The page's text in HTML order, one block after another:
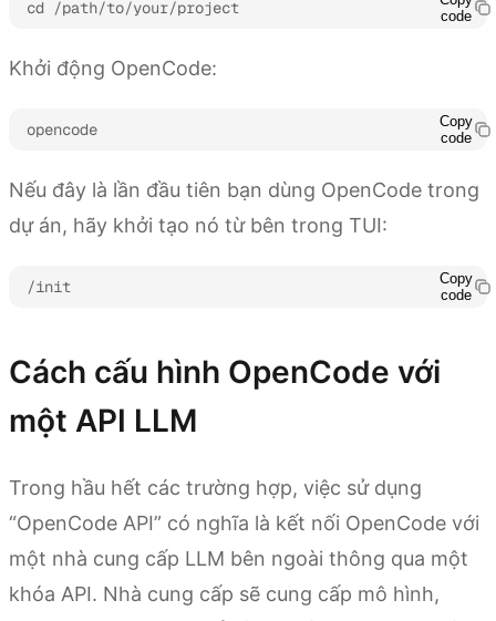
cd /path/to/your/project
code
Khởi động OpenCode:
opencode
Copy
code
Nếu đây là lần đầu tiên bạn dùng OpenCode trong
dự án, hãy khởi tạo nó từ bên trong TUI:
/init
Copy
code
Cách cấu hình OpenCode với
một API LLM
Trong hầu hết các trường hợp, việc sử dụng
“OpenCode API” có nghĩa là kết nối OpenCode với
một nhà cung cấp LLM bên ngoài thông qua một
khóa API. Nhà cung cấp sẽ cung cấp mô hình,